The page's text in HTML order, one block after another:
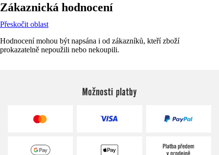
Zákaznická hodnocení
Přeskočit oblast
Hodnocení mohou být napsána i od zákazníků, kteří zboží
prokazatelně nepoužili nebo nekoupili.
Možnosti platby